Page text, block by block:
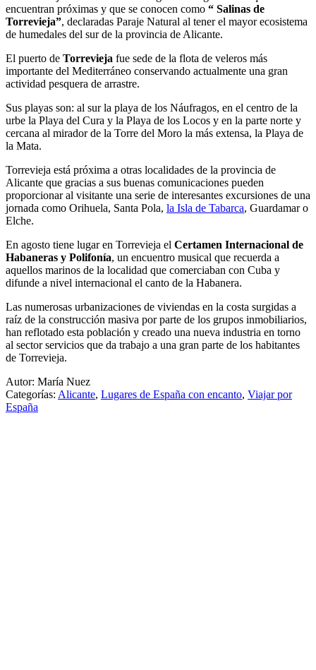
encuentran próximas y que se conocen como “ Salinas de
Torrevieja”, declaradas Paraje Natural al tener el mayor ecosistema
de humedales del sur de la provincia de Alicante.
El puerto de Torrevieja fue sede de la flota de veleros más
importante del Mediterráneo conservando actualmente una gran
actividad pesquera de arrastre.
Sus playas son: al sur la playa de los Náufragos, en el centro de la
urbe la Playa del Cura y la Playa de los Locos y en la parte norte y
cercana al mirador de la Torre del Moro la más extensa, la Playa de
la Mata.
Torrevieja está próxima a otras localidades de la provincia de
Alicante que gracias a sus buenas comunicaciones pueden
proporcionar al visitante una serie de interesantes excursiones de una
jornada como Orihuela, Santa Pola, la Isla de Tabarca, Guardamar o
Elche.
En agosto tiene lugar en Torrevieja el Certamen Internacional de
Habaneras y Polifonía, un encuentro musical que recuerda a
aquellos marinos de la localidad que comerciaban con Cuba y
difunde a nivel internacional el canto de la Habanera.
Las numerosas urbanizaciones de viviendas en la costa surgidas a
raíz de la construcción masiva por parte de los grupos inmobiliarios,
han reflotado esta población y creado una nueva industria en torno
al sector servicios que da trabajo a una gran parte de los habitantes
de Torrevieja.
Autor: María Nuez
Categorías: Alicante, Lugares de España con encanto, Viajar por
España